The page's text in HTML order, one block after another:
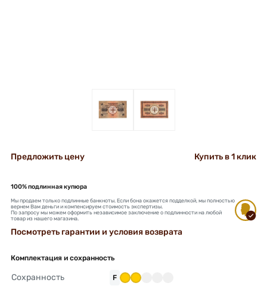
+ +
Предложить цену Купить в 1 клик
100% подлинная купюра
Мы продаем только подлинные банкноты. Если бона окажется подделкой, мы полностью
вернем Вам деньги и компенсируем стоимость экспертизы.
По запросу мы можем оформить независимое заключение о подлинности на любой
товар из нашего магазина.
Посмотреть гарантии и условия возврата
Комплектация и сохранность
Сохранность F